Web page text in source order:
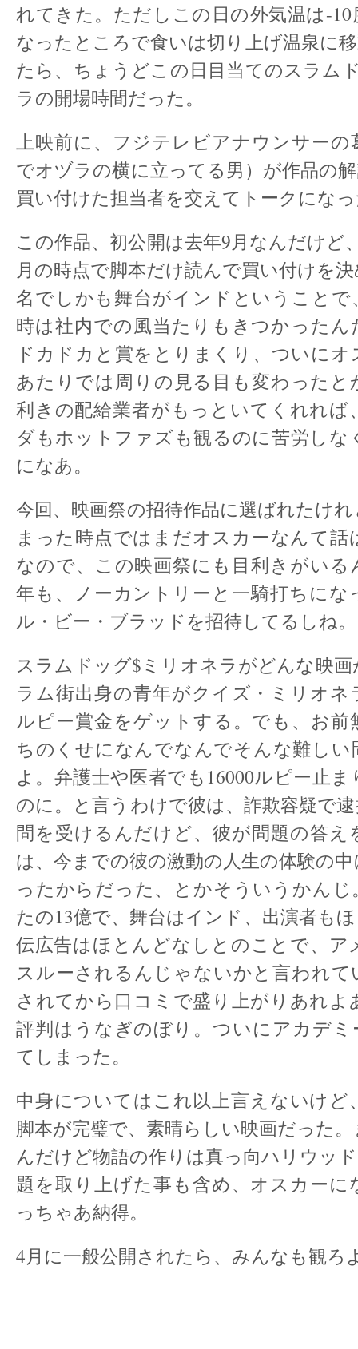
れてきた。ただしこの日の外気温は-
なったところで食いは切り上げ温泉に
たら、ちょうどこの日目当てのスラム
ラの開場時間だった。
上映前に、フジテレビアナウンサーの
でオヅラの横に立ってる男）が作品の
買い付けた担当者を交えてトークにな
この作品、初公開は去年9月なんだけど
月の時点で脚本だけ読んで買い付けを
名でしかも舞台がインドということで
時は社内での風当たりもきつかったん
ドカドカと賞をとりまくり、ついに
あたりでは周りの見る目も変わったと
利きの配給業者がもっといてくれれば
ダもホットファズも観るのに苦労しな
になあ。
今回、映画祭の招待作品に選ばれたけ
まった時点ではまだオスカーなんて
なので、この映画祭にも目利きがいる
年も、ノーカントリーと一騎打ちにな
ル・ビー・ブラッドを招待してるしね。
スラムドッグ$ミリオネラがどんな映
ラム街出身の青年がクイズ・ミリオネ
ルピー賞金をゲットする。でも、お前
ちのくせになんでなんでそんな難しい
よ。弁護士や医者でも16000ルピー止
のに。と言うわけで彼は、詐欺容疑で
問を受けるんだけど、彼が問題の答え
は、今までの彼の激動の人生の体験の
ったからだった、とかそういうかんじ
たの13億で、舞台はインド、出演者も
伝広告はほとんどなしとのことで、ア
スルーされるんじゃないかと言われて
されてから口コミで盛り上がりあれよ
評判はうなぎのぼり。ついにアカデミ
てしまった。
中身についてはこれ以上言えないけど
脚本が完璧で、素晴らしい映画だった
んだけど物語の作りは真っ向ハリウッ
題を取り上げた事も含め、オスカーに
っちゃあ納得。
4月に一般公開されたら、みんなも観ろ